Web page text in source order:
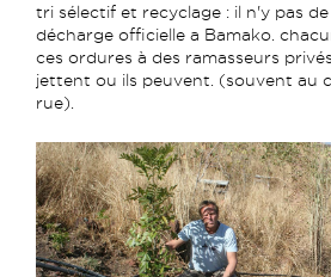
tri sélectif et recyclage : il n'y pas de
décharge officielle a Bamako.
ces ordures à des ramasseurs
jettent ou ils peuvent. (souvent au
rue).